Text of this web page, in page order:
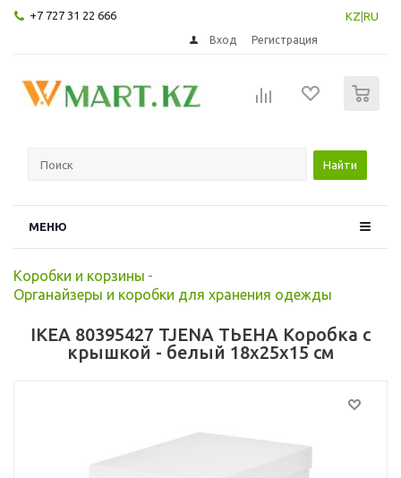
+7 727 31 22 666 KZ RU
Вход Регистрация
Найти
МЕНЮ
Коробки и корзины -
Органайзеры и коробки для хранения одежды
IKEA 80395427 TJENA ТЬЕНА Коробка с
крышкой - белый 18x25x15 см